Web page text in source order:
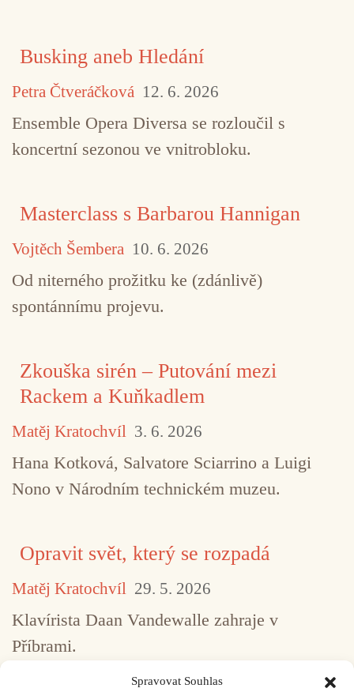
Spravovat Souhlas
Busking aneb Hledání
Petra Čtveráčková 12. 6. 2026
Ensemble Opera Diversa se rozloučil s
koncertní sezonou ve vnitrobloku.
Masterclass s Barbarou Hannigan
Vojtěch Šembera 10. 6. 2026
Od niterného prožitku ke (zdánlivě)
spontánnímu projevu.
Zkouška sirén – Putování mezi
Rackem a Kuňkadlem
Matěj Kratochvíl 3. 6. 2026
Hana Kotková, Salvatore Sciarrino a Luigi
Nono v Národním technickém muzeu.
Opravit svět, který se rozpadá
Matěj Kratochvíl 29. 5. 2026
Klavírista Daan Vandewalle zahraje v
Příbrami.